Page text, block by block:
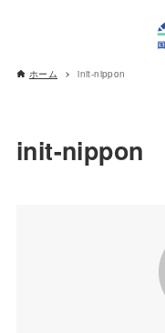
ホーム init-nippon
init-nippon